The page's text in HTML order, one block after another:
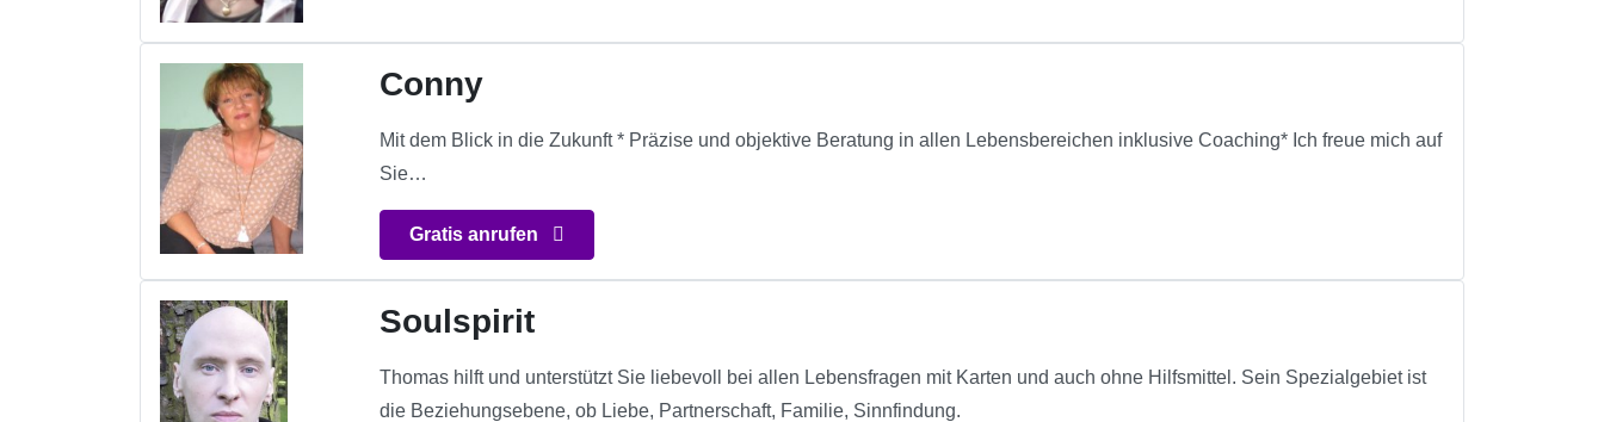
Conny
Mit dem Blick in die Zukunft * Präzise und objektive Beratung in allen Lebensbereichen inklusive Coaching* Ich freue mich auf
Sie…
Gratis anrufen
Soulspirit
Thomas hilft und unterstützt Sie liebevoll bei allen Lebensfragen mit Karten und auch ohne Hilfsmittel. Sein Spezialgebiet ist
die Beziehungsebene, ob Liebe, Partnerschaft, Familie, Sinnfindung.